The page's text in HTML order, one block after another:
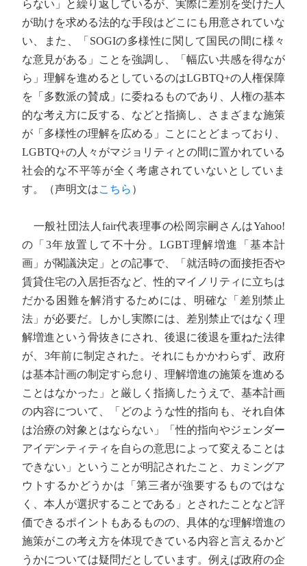
らない」と繰り返しているが、実際に差別を受けた人
が助けを求める法的な手段はどこにも用意されていな
い、また、「SOGIの多様性に関して国民の間に様々
な意見がある」ことを強調し、「幅広い共感を得なが
ら」理解を進めるとしているのはLGBTQ+の人権保障
を「多数派の賛成」に委ねるものであり、人権の基本
的な考え方に反する、などと指摘し、さまざまな施策
が「多様性の理解を広める」ことにとどまっており、
LGBTQ+の人々がマジョリティとの間に置かれている
社会的な不平等が全く考慮されていないとしていま
す。（声明文はこちら ）
一般社団法人fair代表理事の松岡宗嗣さんはYahoo!
の「3年放置して不十分。LGBT理解増進「基本計
画」が閣議決定」との記事で、「就活時の面接拒否や
賃貸住宅の入居拒否など、性的マイノリティに立ちは
だかる困難を解消するためには、明確な「差別禁止
法」が必要だ。しかし実際には、差別禁止ではなく理
解増進という骨抜きにされ、後退に後退を重ねた法律
が、3年前に制定された。それにもかかわらず、政府
は基本計画の制定すら怠り、理解増進の施策を進める
ことはなかった」と厳しく指摘したうえで、基本計画
の内容について、「どのような性的指向も、それ自体
は治療の対象とはならない」「性的指向やジェンダー
アイデンティティを自らの意思によって変えることは
できない」ということが明記されたこと、カミングア
ウトするかどうかは「第三者が強要するものではな
く、本人が選択することである」とされたことなど評
価できるポイントもあるものの、具体的な理解増進の
施策がこの考え方を体現できている内容と言えるかど
うかについては疑問だとしています。例えば政府の企